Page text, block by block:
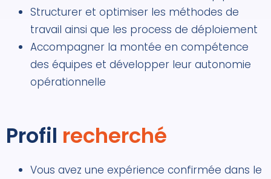
Structurer et optimiser les méthodes de
travail ainsi que les process de déploiement
Accompagner la montée en compétence
des équipes et développer leur autonomie
opérationnelle
Profil recherché
Vous avez une expérience confirmée dans le